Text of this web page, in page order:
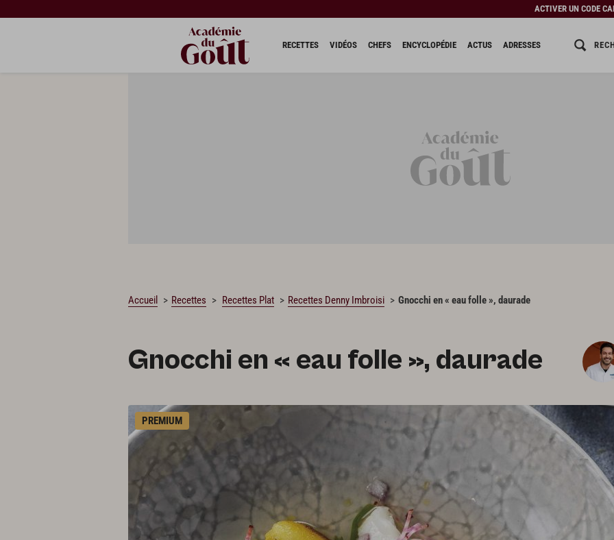
ACTIVER UN CODE
RECETTES VIDÉOS CHEFS ENCYCLOPÉDIE ACTUS ADRESSES
Accueil Recettes Recettes Plat Recettes Denny Imbroisi Gnocchi en « eau folle », daurade
Gnocchi en « eau folle », daurade
PREMIUM
CHARGEMENT…